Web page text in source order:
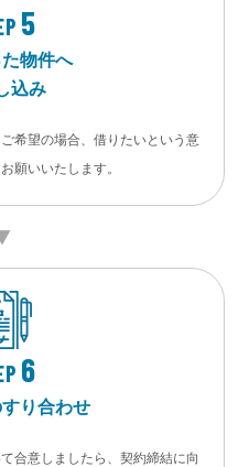
5
物件へ
込み
希望の場合、借りたいという意
願いいたします。
6
り合わせ
合意しましたら、契約締結に向